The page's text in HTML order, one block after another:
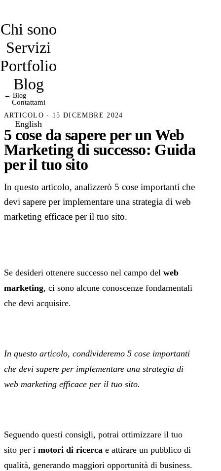
Chi sono
Servizi
Portfolio
Blog
Contattami
English
← Blog
ARTICOLO · 15 DICEMBRE 2024
5 cose da sapere per un Web
Marketing di successo: Guida
per il tuo sito
In questo articolo, analizzerò 5 cose importanti che
devi sapere per implementare una strategia di web
marketing efficace per il tuo sito.
Se desideri ottenere successo nel campo del web
marketing, ci sono alcune conoscenze fondamentali
che devi acquisire.
In questo articolo, condivideremo 5 cose importanti
che devi sapere per implementare una strategia di
web marketing efficace per il tuo sito.
Seguendo questi consigli, potrai ottimizzare il tuo
sito per i motori di ricerca e attirare un pubblico di
qualità, generando maggiori opportunità di business.